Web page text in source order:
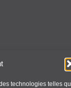
technologies telles